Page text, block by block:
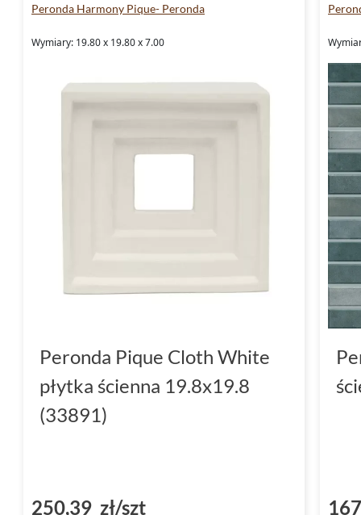
Peronda Harmony Pique- Peronda
Wymiary: 19.80 x 19.80 x 7.00
Peronda Pique Cloth White
płytka ścienna 19.8x19.8
(33891)
250,39 zł/szt